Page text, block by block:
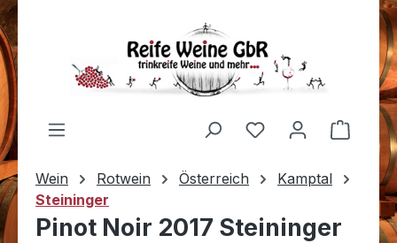
Zum Hauptinhalt springen
Du hast 0
Wein Rotwein Österreich
Kamptal
Steininger
Pinot Noir 2017 Steininger